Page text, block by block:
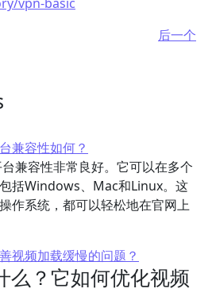
后一个
兼容性如何？
兼容性非常良好。它可以在多个
括Windows、Mac和Linux。这
作系统，都可以轻松地在官网上
视频加载缓慢的问题？
么？它如何优化视频